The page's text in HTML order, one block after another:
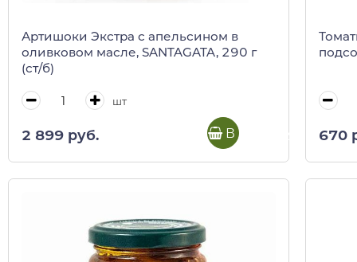
Артишоки Экстра с апельсином в
оливковом масле, SANTAGATA, 290 г
(ст/б)
шт
2 899 руб. В корзину 670